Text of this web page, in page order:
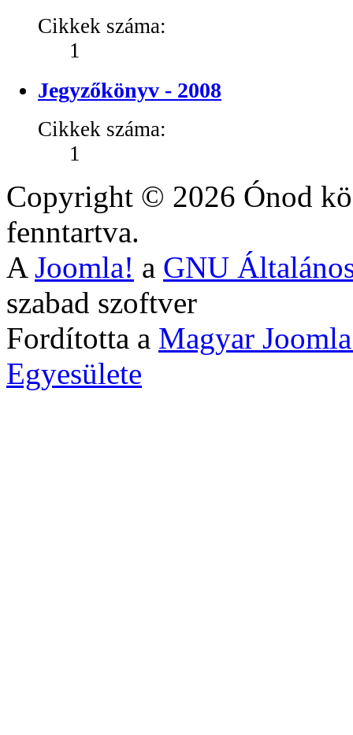
Cikkek száma:
1
Jegyzőkönyv - 2008
Cikkek száma:
1
Copyright © 2026 Ónod
fenntartva.
A Joomla! a GNU
szabad szoftver
Fordította a Magyar
Egyesülete